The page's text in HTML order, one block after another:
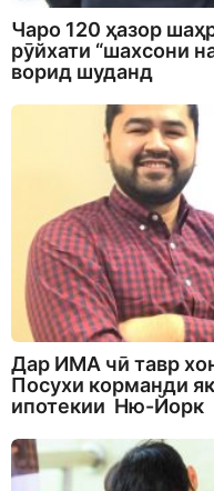
Чаро 120 ҳазор
рӯйхати “шахсони
ворид шуданд
Дар ИМА чӣ тавр
Посухи корманди
ипотекии Ню-Йорк